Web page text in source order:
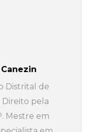
Distrital de
pela
Mestre em